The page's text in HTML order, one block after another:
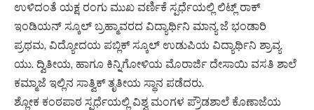
ಉಳಿದಂತೆ ಯಕ್ಷ ರಂಗು ಮುಖ ವರ್ಣಿಕೆ ಸ್ಪರ್ಧೆಯಲ್ಲಿ ಲಿಟ್ಲ್ ರಾಕ್
ಇಂಡಿಯನ್ ಸ್ಕೂಲ್ ಬ್ರಹ್ಮಾವರದ ವಿದ್ಯಾರ್ಥಿನಿ ಮಾನ್ಯ ಜೆ ಭಂಡಾರಿ
ಪ್ರಥಮ, ವಿದ್ಯೋದಯ ಪಬ್ಲಿಕ್ ಸ್ಕೂಲ್ ಉಡುಪಿಯ ವಿದ್ಯಾರ್ಥಿನಿ ಶ್ರಾವ್ಯ
ಯು. ದ್ವಿತೀಯ, ಹಾಗೂ ಕಿನ್ನಿಗೋಳಿಯ ಮೊರಾರ್ಜಿ ದೇಸಾಯಿ ವಸತಿ ಶಾಲೆ
ಕಮ್ಮಾಜೆ ಇಲ್ಲಿನ ಸಾತ್ವಿಕ್ ತೃತೀಯ ಸ್ಥಾನ ಪಡೆದರು.
ಶ್ಲೋಕ ಕಂಠಪಾಠ ಸ್ಪರ್ಧೆಯಲ್ಲಿ ವಿಶ್ವ ಮಂಗಳ ಪ್ರೌಡಶಾಲೆ ಕೊಣಾಜೆಯ